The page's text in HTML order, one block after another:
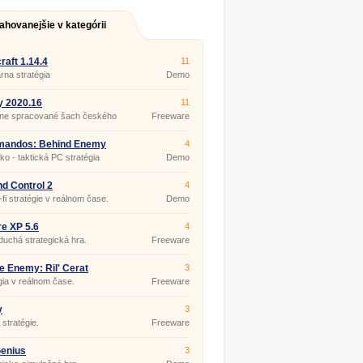
v kategórii
1.14.4
stratégia
11
Demo
2020.16
spracované šach českého
11
Freeware
Behind Enemy
- taktická PC stratégia
4
Demo
Control 2
stratégie v reálnom čase.
4
Demo
XP 5.6
strategická hra.
4
Freeware
Enemy: Ril' Cerat
v reálnom čase.
3
Freeware
3
Freeware
3